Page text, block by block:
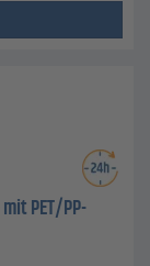
PET/PP-